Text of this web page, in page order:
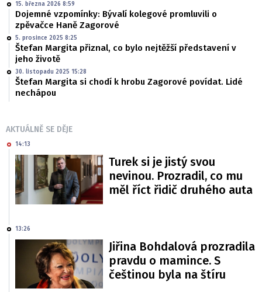
15. března 2026 8:59
Dojemné vzpomínky: Bývalí kolegové promluvili o
zpěvačce Haně Zagorové
5. prosince 2025 8:25
Štefan Margita přiznal, co bylo nejtěžší představení v
jeho životě
30. listopadu 2025 15:28
Štefan Margita si chodí k hrobu Zagorové povídat. Lidé
nechápou
AKTUÁLNĚ SE DĚJE
14:13
Turek si je jistý svou
nevinou. Prozradil, co mu
měl říct řidič druhého auta
13:26
Jiřina Bohdalová prozradila
pravdu o mamince. S
češtinou byla na štíru